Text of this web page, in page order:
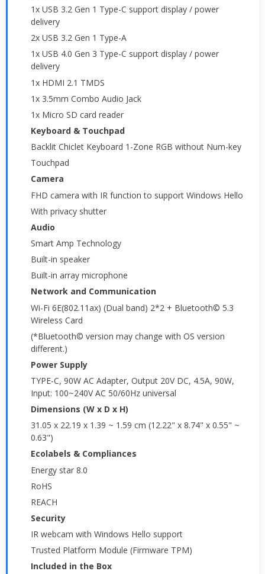
1x USB 3.2 Gen 1 Type-C support display / power
delivery
2x USB 3.2 Gen 1 Type-A
1x USB 4.0 Gen 3 Type-C support display / power
delivery
1x HDMI 2.1 TMDS
1x 3.5mm Combo Audio Jack
1x Micro SD card reader
Keyboard & Touchpad
Backlit Chiclet Keyboard 1-Zone RGB without Num-key
Touchpad
Camera
FHD camera with IR function to support Windows Hello
With privacy shutter
Audio
Smart Amp Technology
Built-in speaker
Built-in array microphone
Network and Communication
Wi-Fi 6E(802.11ax) (Dual band) 2*2 + Bluetooth© 5.3
Wireless Card
(*Bluetooth© version may change with OS version
different.)
Power Supply
TYPE-C, 90W AC Adapter, Output 20V DC, 4.5A, 90W,
Input: 100~240V AC 50/60Hz universal
Dimensions (W x D x H)
31.05 x 22.19 x 1.39 ~ 1.59 cm (12.22" x 8.74" x 0.55" ~
0.63")
Ecolabels & Compliances
Energy star 8.0
RoHS
REACH
Security
IR webcam with Windows Hello support
Trusted Platform Module (Firmware TPM)
Included in the Box